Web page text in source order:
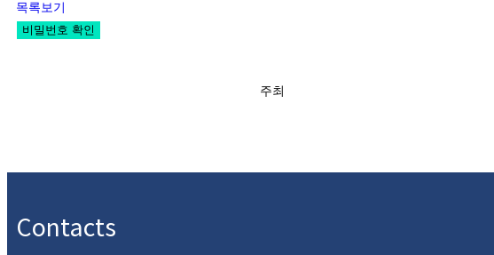
목록보기
비밀번호 확인
주최
Contacts